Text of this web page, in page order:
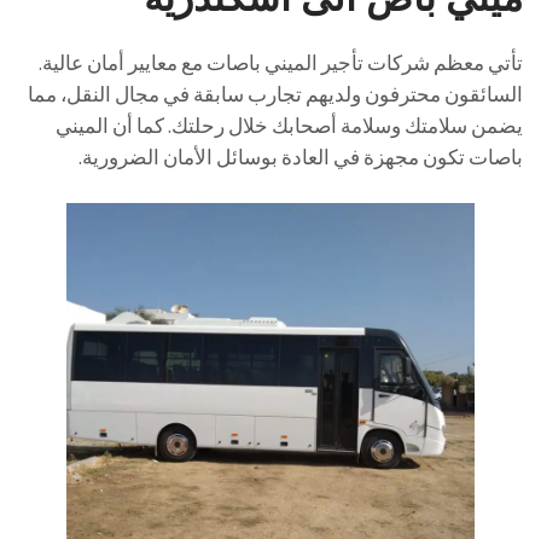
تأتي معظم شركات تأجير الميني باصات مع معايير أمان عالية.
السائقون محترفون ولديهم تجارب سابقة في مجال النقل، مما
يضمن سلامتك وسلامة أصحابك خلال رحلتك. كما أن الميني
باصات تكون مجهزة في العادة بوسائل الأمان الضرورية.